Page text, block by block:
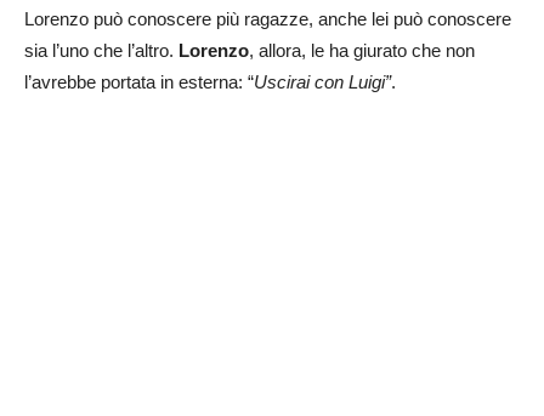
Lorenzo può conoscere più ragazze, anche lei può conoscere
sia l’uno che l’altro. Lorenzo, allora, le ha giurato che non
l’avrebbe portata in esterna: “Uscirai con Luigi”.